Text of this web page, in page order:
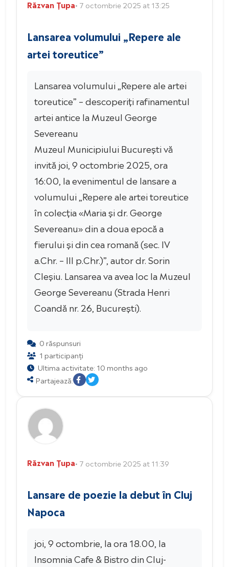
Răzvan Țupa• 7 octombrie 2025 at 13:25
Lansarea volumului „Repere ale
artei toreutice”
Lansarea volumului „Repere ale artei
toreutice” – descoperiți rafinamentul
artei antice la Muzeul George
Severeanu
Muzeul Municipiului București vă
invită joi, 9 octombrie 2025, ora
16:00, la evenimentul de lansare a
volumului „Repere ale artei toreutice
în colecția «Maria și dr. George
Severeanu» din a doua epocă a
fierului și din cea romană (sec. IV
a.Chr. – III p.Chr.)”, autor dr. Sorin
Cleșiu. Lansarea va avea loc la Muzeul
George Severeanu (Strada Henri
Coandă nr. 26, București).
0 răspunsuri
1 participanți
Ultima activitate: 10 months ago
Partajează:
Răzvan Țupa• 7 octombrie 2025 at 11:39
Lansare de poezie la debut în Cluj
Napoca
joi, 9 octombrie, la ora 18.00, la
Insomnia Cafe & Bistro din Cluj-